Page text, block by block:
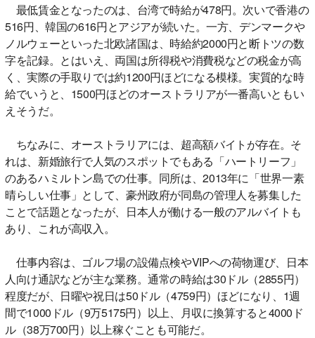
最低賃金となったのは、台湾で時給が478円。次いで香港の
516円、韓国の616円とアジアが続いた。一方、デンマークや
ノルウェーといった北欧諸国は、時給約2000円と断トツの数
字を記録。とはいえ、両国は所得税や消費税などの税金が高
く、実際の手取りでは約1200円ほどになる模様。実質的な時
給でいうと、1500円ほどのオーストラリアが一番高いともい
えそうだ。
ちなみに、オーストラリアには、超高額バイトが存在。そ
れは、新婚旅行で人気のスポットでもある「ハートリーフ」
のあるハミルトン島での仕事。同所は、2013年に「世界一素
晴らしい仕事」として、豪州政府が同島の管理人を募集した
ことで話題となったが、日本人が働ける一般のアルバイトも
あり、これが高収入。
仕事内容は、ゴルフ場の設備点検やVIPへの荷物運び、日本
人向け通訳などが主な業務。通常の時給は30ドル（2855円）
程度だが、日曜や祝日は50ドル（4759円）ほどになり、1週
間で1000ドル（9万5175円）以上、月収に換算すると4000ド
ル（38万700円）以上稼ぐことも可能だ。